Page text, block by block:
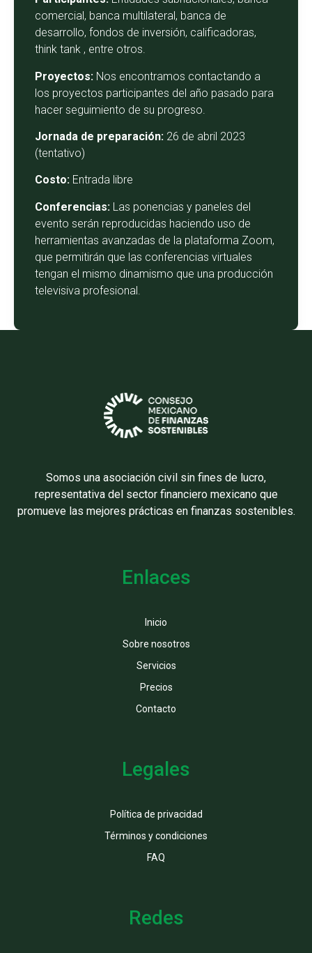
comercial, banca multilateral, banca de
desarrollo, fondos de inversión, calificadoras,
think tank , entre otros.
Proyectos: Nos encontramos contactando a
los proyectos participantes del año pasado para
hacer seguimiento de su progreso.
Jornada de preparación: 26 de abril 2023
(tentativo)
Costo: Entrada libre
Conferencias: Las ponencias y paneles del
evento serán reproducidas haciendo uso de
herramientas avanzadas de la plataforma Zoom,
que permitirán que las conferencias virtuales
tengan el mismo dinamismo que una producción
televisiva profesional.
Somos una asociación civil sin fines de lucro,
representativa del sector financiero mexicano que
promueve las mejores prácticas en finanzas sostenibles.
Enlaces
Inicio
Sobre nosotros
Servicios
Precios
Contacto
Legales
Política de privacidad
Términos y condiciones
FAQ
Redes